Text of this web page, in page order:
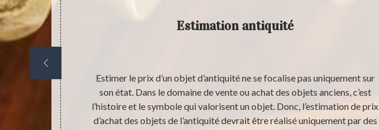
aisément
Estimation antiquité
Estimer le prix d’un objet d’antiquité ne se focalise pas uniquement sur
son état. Dans le domaine de vente ou achat des objets anciens, c’est
l’histoire et le symbole qui valorisent un objet. Donc, l’estimation de prix
d’achat des objets de l’antiquité devrait être réalisé uniquement par des